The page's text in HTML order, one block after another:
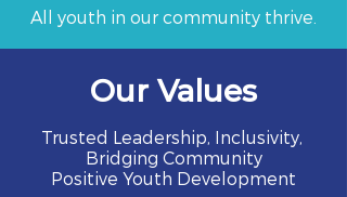
All youth in our community thrive.
Our Values
Trusted Leadership, Inclusivity,
Bridging Community
Positive Youth Development